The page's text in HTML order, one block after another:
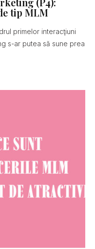
tip MLM
primelor interacţiuni
s-ar putea să sune prea